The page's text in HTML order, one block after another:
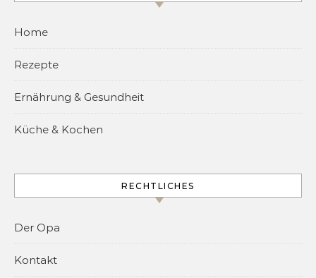
Home
Rezepte
Ernährung & Gesundheit
Küche & Kochen
RECHTLICHES
Der Opa
Kontakt